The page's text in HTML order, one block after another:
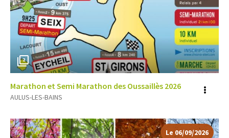
2
Marathon et Semi Marathon des Oussaillès 2026
AULUS-LES-BAINS
Voir
Le 06/09/2026